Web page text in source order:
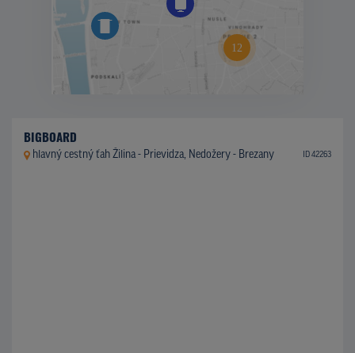
BIGBOARD
hlavný cestný ťah Žilina - Prievidza, Nedožery - Brezany ID 42263